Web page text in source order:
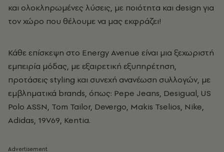
και ολοκληρωμένες λύσεις, με ποιότητα και design για
τον χώρο που θέλουμε να μας εκφράζει!
Κάθε επίσκεψη στο Energy Avenue είναι μια ξεχωριστή
εμπειρία μόδας, με εξαιρετική εξυπηρέτηση,
προτάσεις styling και συνεχή ανανέωση συλλογών, με
εμβληματικά brands, όπως: Pepe Jeans, Desigual, US
Polo ASSN, Tom Tailor, Devergo, Makis Tselios, Nike,
Adidas, 19V69, Kentia.